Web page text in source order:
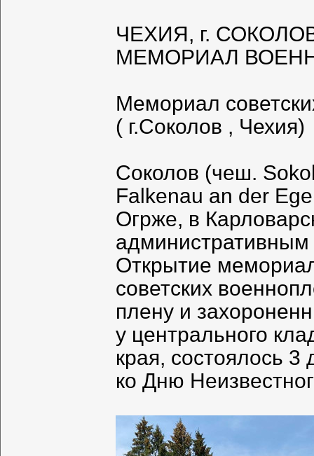
ЧЕХИЯ, г.
МЕМОРИАЛ
Мемориал
( г.Соколов , Чехия)
Соколов (чеш.
Falkenau an der
Огрже, в
Открытие
советских
плену и
у центрального
края, состоялось
ко Дню